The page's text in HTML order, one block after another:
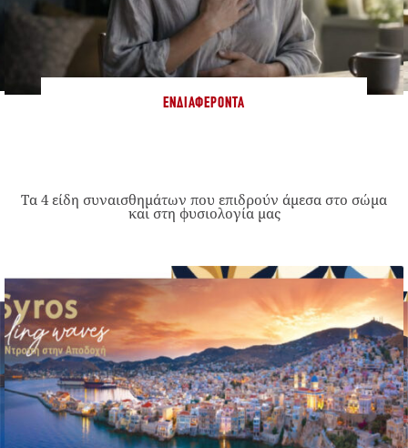
ΕΝΔΙΑΦΈΡΟΝΤΑ
Τα 4 είδη συναισθημάτων που επιδρούν άμεσα στο σώμα
και στη φυσιολογία μας